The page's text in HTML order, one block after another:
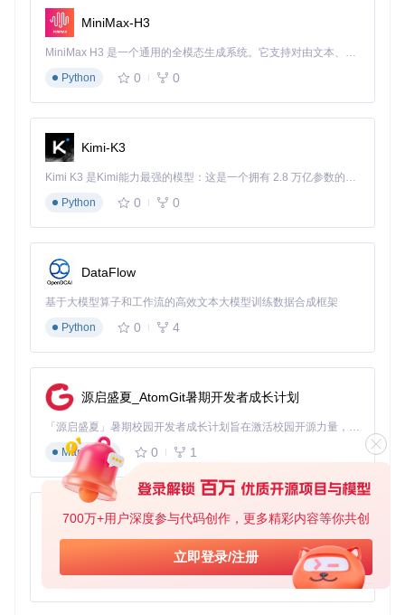
700万+用户深度参与代码创作，更多精彩内容等你共创
立即登录/注册
度、透明度，甚至指针的形状和移动范围。
易集成：只需一行Gradle依赖，即可将组件引入到你的项
目中。
社区活跃
：持续更新和维护，bug修复及时。
文档完善：清晰的API说明和示例，帮助快速理解和使用。
为了体验这个库的强大功能，请尝试将其集成到你的下一个项
目中。访问项目主页，获取最新的版本和详细的集成指南。
    implementation
'me.tankery.lib:circularSeekBar:1.4.2'
让我们一起挖掘
的Android应用！
MiniMax-H3
MiniMax H3 是一个通用的全模态生成系统。它支持对由文本、图像、视频和音频组成的多模态上下文进行统一理解，并能生成分辨率高达 2K、时长可达 15 秒的带原生立体声音频的视频。得益于面向任务泛化的系统设计，H3 在预训练阶段就已具备广泛的多模态上下文理解与生成能力，能够出色地执行复杂的多模态指令。
Python
0 0
Kimi-K3
Kimi K3 是Kimi能力最强的模型：这是一个拥有 2.8 万亿参数的混合专家（MoE）模型，具备原生视觉理解能力，并支持 100 万 token 的上下文窗口。
Python
0 0
DataFlow
基于大模型算子和工作流的高效文本大模型训练数据合成框架
Python
0 4
源启盛夏_AtomGit暑期开发者成长计划
「源启盛夏」暑期校园开发者成长计划旨在激活校园开源力量，通过积分激励、认证扶持、资源倾斜等形式，引导高校组织和开发者完成「入驻 — 建项目 — 做贡献 — 获认证 — 得资源」的完整闭环。无论你是想带领社团入驻平台的组织者，还是希望用代码贡献证明自己的开发者，都能在这里找到属于你的成长路径。
Markdown
0 1
py-xiaozhi
基于Python的Xiaozhi AI，适用于想要完整Xiaozhi体验而无需拥有专用硬件的用户。
Python
0 1